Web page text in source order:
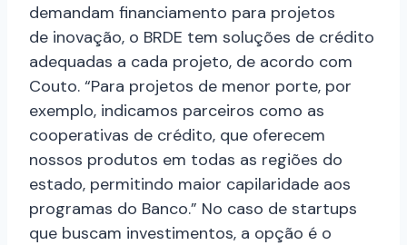
demandam financiamento para projetos
de inovação, o BRDE tem soluções de crédito
adequadas a cada projeto, de acordo com
Couto. “Para projetos de menor porte, por
exemplo, indicamos parceiros como as
cooperativas de crédito, que oferecem
nossos produtos em todas as regiões do
estado, permitindo maior capilaridade aos
programas do Banco.” No caso de startups
que buscam investimentos, a opção é o